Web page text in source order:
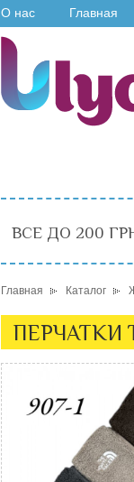
О нас Главная
ВСЕ ДО 200
Главная Каталог
ПЕРЧАТКИ